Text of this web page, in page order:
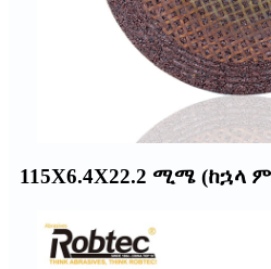
115X6.4X22.2 ሚሜ (ከኋላ